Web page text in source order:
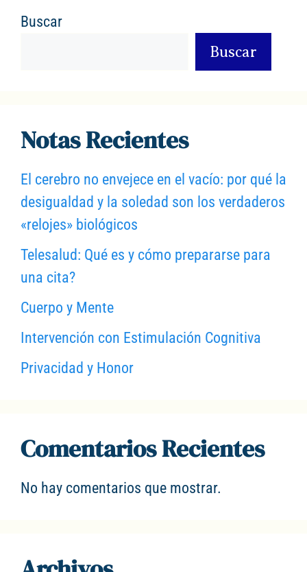
o
Buscar
Buscar
Notas Recientes
El cerebro no envejece en el vacío: por qué la
desigualdad y la soledad son los verdaderos
«relojes» biológicos
Telesalud: Qué es y cómo prepararse para
una cita?
Cuerpo y Mente
Intervención con Estimulación Cognitiva
Privacidad y Honor
Comentarios Recientes
No hay comentarios que mostrar.